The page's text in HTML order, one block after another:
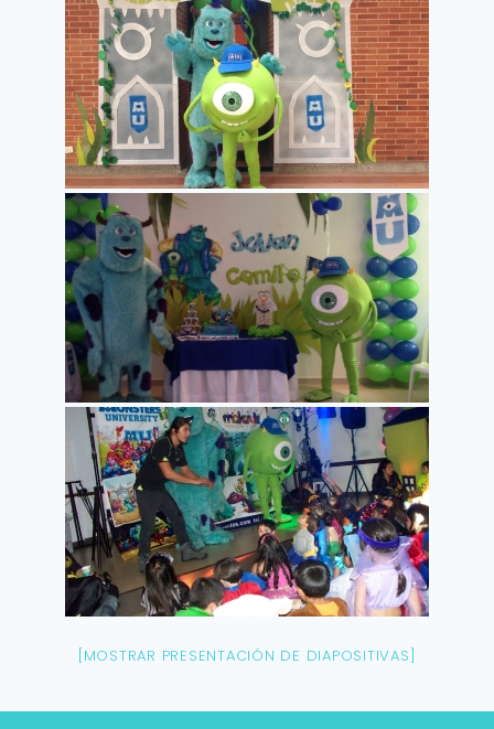
[MOSTRAR PRESENTACIÓN DE DIAPOSITIVAS]